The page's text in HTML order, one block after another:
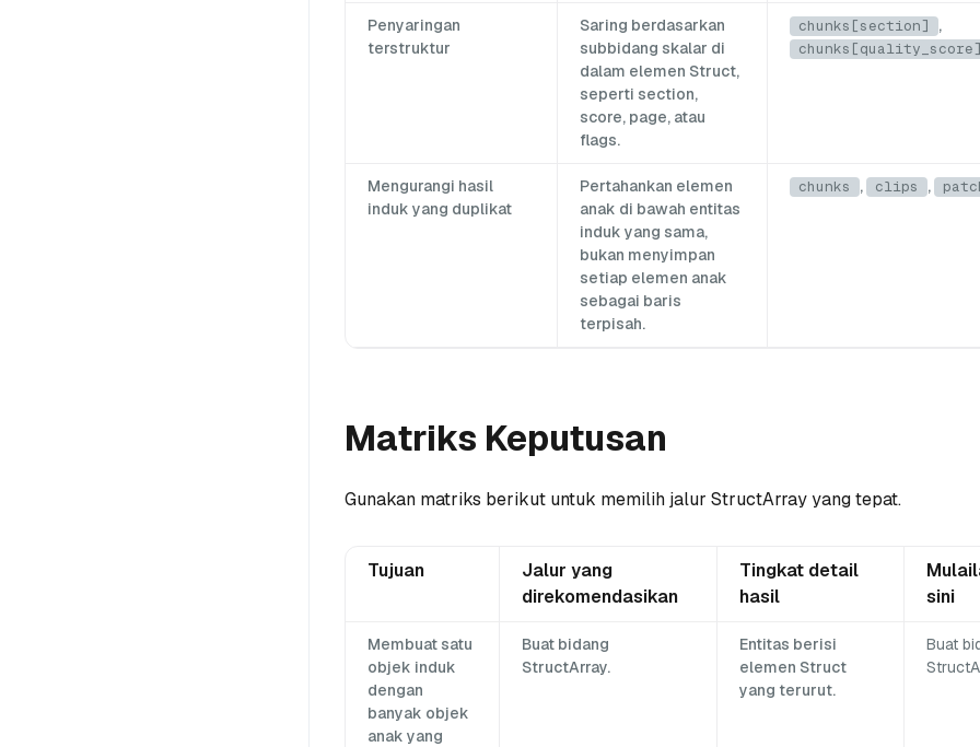
Penyaringan
terstruktur
Saring berdasarkan
subbidang skalar di
dalam elemen Struct,
seperti section,
score, page, atau
flags.
chunks[section] ,
chunks[quality_score]
Mengurangi hasil
induk yang duplikat
Pertahankan elemen
anak di bawah entitas
induk yang sama,
bukan menyimpan
setiap elemen anak
sebagai baris
terpisah.
chunks , clips ,
Matriks Keputusan
Gunakan matriks berikut untuk memilih jalur StructArray yang tepat.
Tujuan
Jalur yang
direkomendasikan
Tingkat detail
hasil
sini
Membuat satu
objek induk
dengan
banyak objek
anak yang
Buat bidang
StructArray.
Entitas berisi
elemen Struct
yang terurut.
Buat